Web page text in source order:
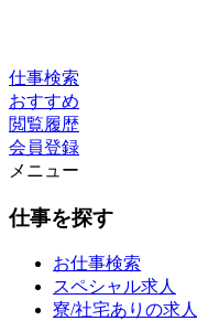
仕事検索
おすすめ
閲覧履歴
会員登録
メニュー
仕事を探す
お仕事検索
スペシャル求人
寮/社宅ありの求人